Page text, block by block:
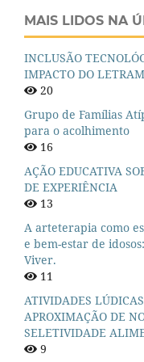
MAIS LIDOS NA
INCLUSÃO
IMPACTO DO
20
Grupo de Famílias
para o acolhimento
16
AÇÃO EDUCATIVA
DE EXPERIÊNCIA
13
A arteterapia como
e bem-estar de
Viver.
11
ATIVIDADES
APROXIMAÇÃO DE
SELETIVIDADE
9